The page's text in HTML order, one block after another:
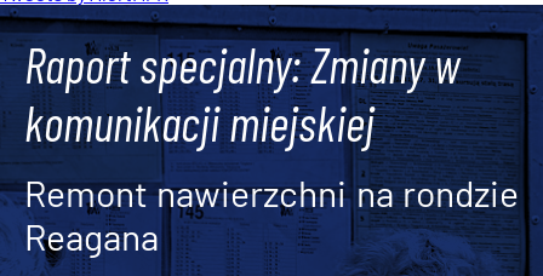
Raport specjalny: Zmiany w
komunikacji miejskiej
Remont nawierzchni na rondzie
Reagana